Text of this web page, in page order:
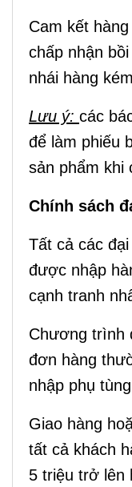
Cam kết
chấp nhận
nhái hàng
Lưu ý: các
để làm phiếu
sản phẩm khi
Chính sách
Tất cả các
được nhập
cạnh tranh
Chương trình
đơn hàng
nhập phụ
Giao hàng
tất cả khách
5 triệu trở lên